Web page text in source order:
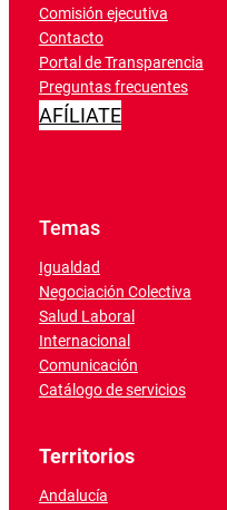
Comisión ejecutiva
Contacto
Portal de Transparencia
Preguntas frecuentes
AFÍLIATE
Temas
Igualdad
Negociación Colectiva
Salud Laboral
Internacional
Comunicación
Catálogo de servicios
Territorios
Andalucía